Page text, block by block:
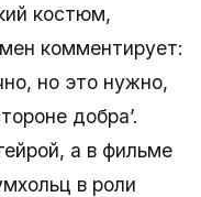
костюм,
комментирует:
но это нужно,
добра’.
а в фильме
в роли